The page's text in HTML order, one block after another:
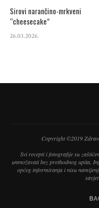
Sirovi narančino-mrkveni
“cheesecake”
26.03.2026.
Copyright ©2019
Svi recepti i fotografije su
umnožavati bez prethodnog upita.
općeg informiranja i nisu